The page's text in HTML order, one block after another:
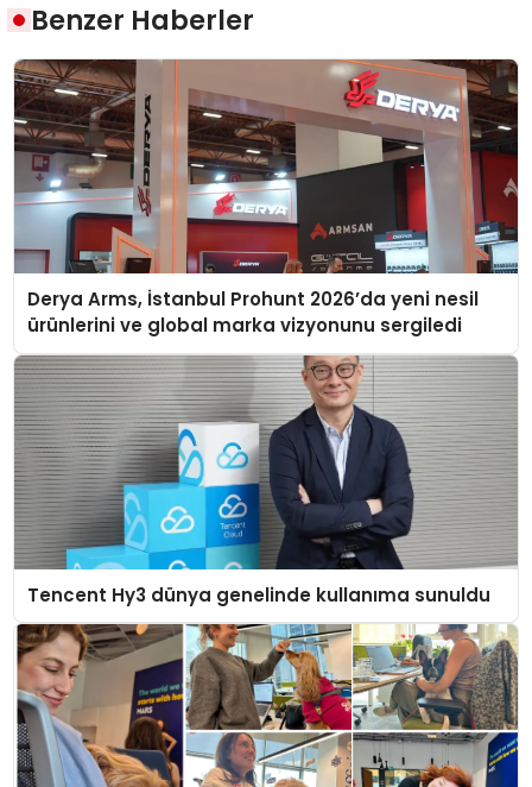
Benzer Haberler
Derya Arms, İstanbul Prohunt 2026’da yeni nesil
ürünlerini ve global marka vizyonunu sergiledi
Tencent Hy3 dünya genelinde kullanıma sunuldu